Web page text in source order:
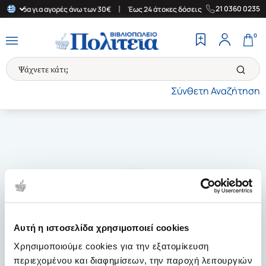
Αυτή η ιστοσελίδα χρησιμοποιεί cookies
Χρησιμοποιούμε cookies για την εξατομίκευση
περιεχομένου και διαφημίσεων, την παροχή λειτουργιών
για αγορές άνω των 30€ Έως 24 άτοκες δόσεις | Δωρεάν
21 0360 0235
Σύνθετη Αναζήτηση
0